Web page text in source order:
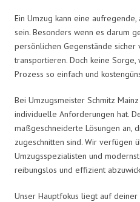
Ein Umzug kann eine
sein. Besonders wenn es darum
persönlichen Gegenstände sicher
transportieren. Doch keine
Prozess so einfach und
Bei Umzugsmeister Schmitz
individuelle Anforderungen hat.
maßgeschneiderte Lösungen an,
zugeschnitten sind. Wir verfügen
Umzugsspezialisten und
reibungslos und effizient
Unser Hauptfokus liegt auf